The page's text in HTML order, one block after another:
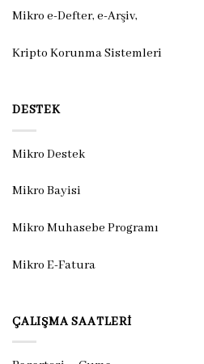
Mikro e-Defter, e-Arşiv,
Kripto Korunma Sistemleri
DESTEK
Mikro Destek
Mikro Bayisi
Mikro Muhasebe Programı
Mikro E-Fatura
ÇALIŞMA SAATLERI